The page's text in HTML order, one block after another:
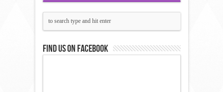
Find us on Facebook